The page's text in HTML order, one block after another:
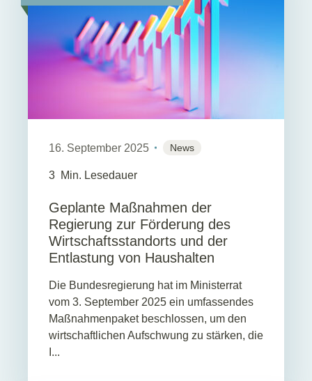
16. September 2025 News
3 Min. Lesedauer
Geplante Maßnahmen der
Regierung zur Förderung des
Wirtschaftsstandorts und der
Entlastung von Haushalten
Die Bundesregierung hat im Ministerrat
vom 3. September 2025 ein umfassendes
Maßnahmenpaket beschlossen, um den
wirtschaftlichen Aufschwung zu stärken, die
I...